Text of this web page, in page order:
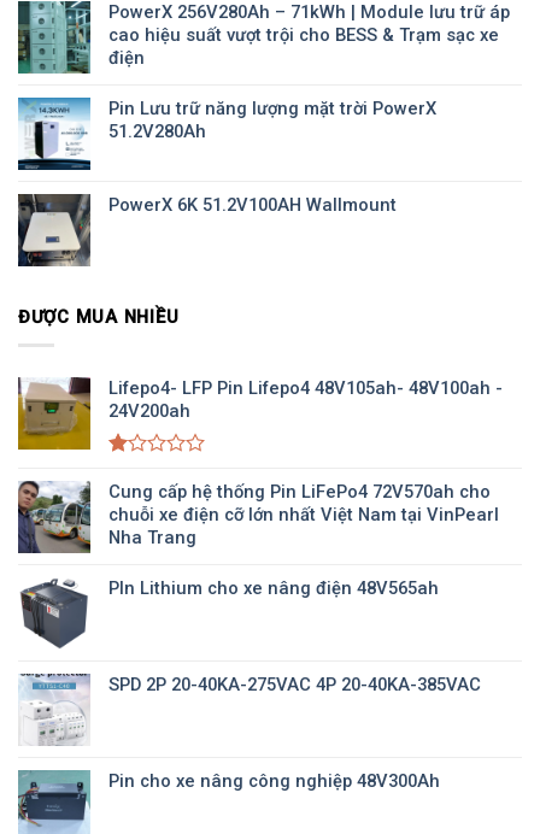
PowerX 256V280Ah – 71kWh | Module lưu trữ áp
cao hiệu suất vượt trội cho BESS & Trạm sạc xe
điện
Pin Lưu trữ năng lượng mặt trời PowerX
51.2V280Ah
PowerX 6K 51.2V100AH Wallmount
ĐƯỢC MUA NHIỀU
Lifepo4- LFP Pin Lifepo4 48V105ah- 48V100ah -
24V200ah
xếp
hạng
1.00
5
Cung cấp hệ thống Pin LiFePo4 72V570ah cho
chuỗi xe điện cỡ lớn nhất Việt Nam tại VinPearl
Nha Trang
PIn Lithium cho xe nâng điện 48V565ah
SPD 2P 20-40KA-275VAC 4P 20-40KA-385VAC
Pin cho xe nâng công nghiệp 48V300Ah